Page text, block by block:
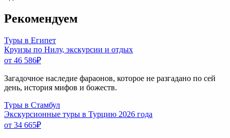
Рекомендуем
Туры в Египет
Круизы по Нилу, экскурсии и отдых
от 46 586₽
Загадочное наследие фараонов, которое не разгадано по сей
день, история мифов и божеств.
Туры в Стамбул
Экскурсионные туры в Турцию 2026 года
от 34 665₽